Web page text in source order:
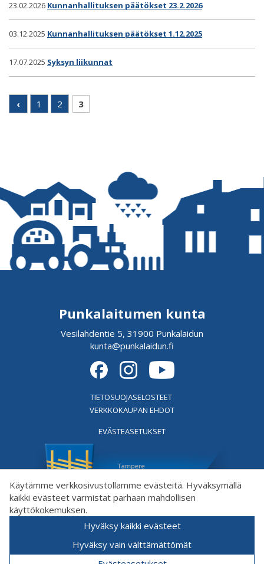
Käytämme verkkosivustollamme evästeitä. Hyväksymällä
kaikki evästeet varmistat parhaan mahdollisen
käyttökokemuksen.
Hyväksy kaikki evästeet
Hyväksy vain välttämättömät
23.02.2026 Kunnanhallituksen päätökset 23.2.2026
03.12.2025 Kunnanhallituksen päätökset 1.12.2025
17.07.2025 Syksyn liikunnat
‹ 1 2 3
Punkalaitumen kunta
Vesilahdentie 5, 31900 Punkalaidun
kunta@punkalaidun.fi
TIETOSUOJASELOSTEET
VERKKOKAUPAN EHDOT
EVÄSTEASETUKSET